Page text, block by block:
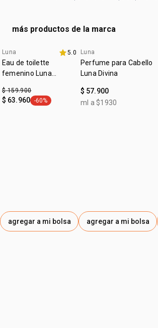
LIMONENE, GERANIOL, CITRONELLOL,
IONONE, COUMARIN, CINNAMYL ALCOHOL,
más productos de la marca
exclusivo online
Luna 5.0
Eau de toilette
femenino Luna
$ 159.900
$ 63.960 general.tag -60%
-60%
agregar a mi bolsa
Luna
Perfume para Cabello
Luna Divina
$ 57.900
ml a $1930
agregar a mi bolsa